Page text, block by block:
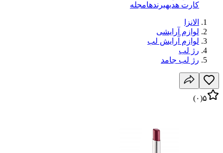
کارت هدیهبرندهامجله
الانزا
لوازم آرایشی
لوازم آرایش لب
رژ لب
رژ لب جامد
۵(۰)